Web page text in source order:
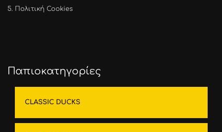
5. Πολιτική Cookies
Παπιοκατηγορίες
CLASSIC DUCKS